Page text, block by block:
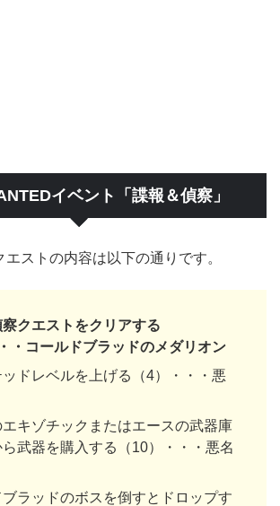
イベント「諜報＆偵察」
エストの内容は以下の通りです。
クエストをクリアする
・コールドブラッドのメダリオン
ッドレベルを上げる（4）・・・悪
キゾチックまたはエースの武器庫
ら武器を購入する（10）・・・悪名
ブラッドのボスを倒すとドロップす